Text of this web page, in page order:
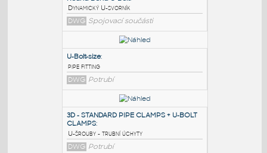
PODOBNÉ BLOKY
Round Bend U-Bolt:
Dynamický U-svorník
DWG Spojovací součásti